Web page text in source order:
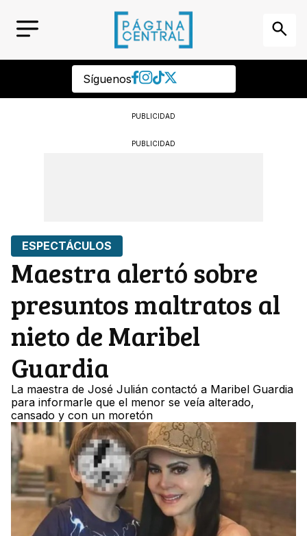
Síguenos
PUBLICIDAD
PUBLICIDAD
ESPECTÁCULOS
Maestra alertó sobre
presuntos maltratos al
nieto de Maribel
Guardia
La maestra de José Julián contactó a Maribel Guardia
para informarle que el menor se veía alterado,
cansado y con un moretón